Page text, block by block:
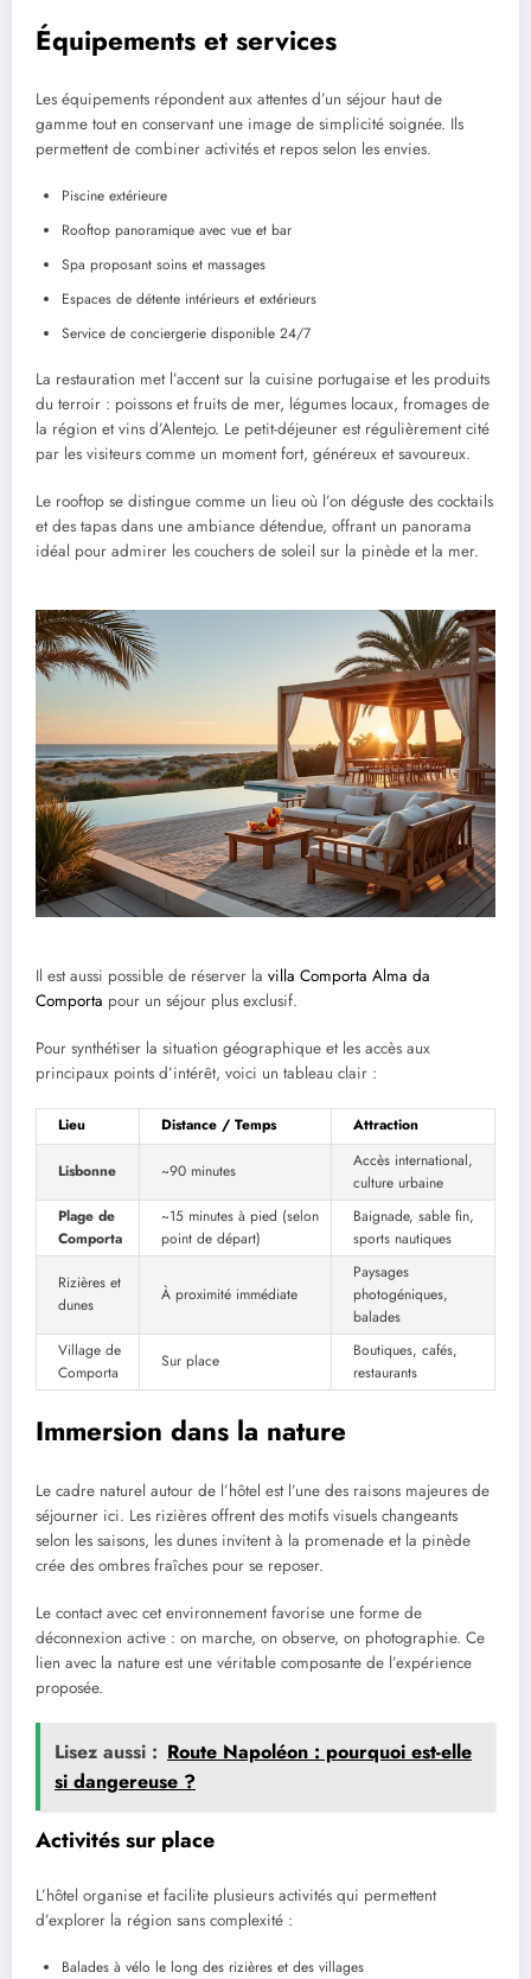
Équipements et services
Les équipements répondent aux attentes d’un séjour haut de
gamme tout en conservant une image de simplicité soignée. Ils
permettent de combiner activités et repos selon les envies.
Piscine extérieure
Rooftop panoramique avec vue et bar
Spa proposant soins et massages
Espaces de détente intérieurs et extérieurs
Service de conciergerie disponible 24/7
La restauration met l’accent sur la cuisine portugaise et les produits
du terroir : poissons et fruits de mer, légumes locaux, fromages de
la région et vins d’Alentejo. Le petit-déjeuner est régulièrement cité
par les visiteurs comme un moment fort, généreux et savoureux.
Le rooftop se distingue comme un lieu où l’on déguste des cocktails
et des tapas dans une ambiance détendue, offrant un panorama
idéal pour admirer les couchers de soleil sur la pinède et la mer.
Il est aussi possible de réserver la villa Comporta Alma da
Comporta pour un séjour plus exclusif.
Pour synthétiser la situation géographique et les accès aux
principaux points d’intérêt, voici un tableau clair :
Lieu Distance / Temps Attraction
Lisbonne ~90 minutes
Accès international,
culture urbaine
Plage de
Comporta
~15 minutes à pied (selon
point de départ)
Baignade, sable fin,
sports nautiques
Rizières et
dunes
À proximité immédiate
Paysages
photogéniques,
balades
Village de
Comporta
Sur place
Boutiques, cafés,
restaurants
Immersion dans la nature
Le cadre naturel autour de l’hôtel est l’une des raisons majeures de
séjourner ici. Les rizières offrent des motifs visuels changeants
selon les saisons, les dunes invitent à la promenade et la pinède
crée des ombres fraîches pour se reposer.
Le contact avec cet environnement favorise une forme de
déconnexion active : on marche, on observe, on photographie. Ce
lien avec la nature est une véritable composante de l’expérience
proposée.
Lisez aussi : Route Napoléon : pourquoi est-elle
si dangereuse ?
Activités sur place
L’hôtel organise et facilite plusieurs activités qui permettent
d’explorer la région sans complexité :
Balades à vélo le long des rizières et des villages